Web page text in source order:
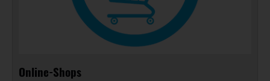
Online-Shops